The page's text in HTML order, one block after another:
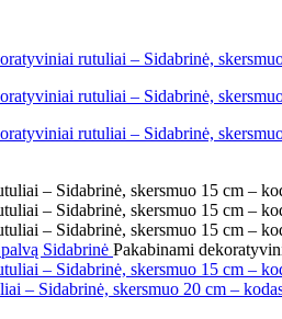
Sidabrinė Pakabinami
– Sidabrinė, skersmuo 20 cm –